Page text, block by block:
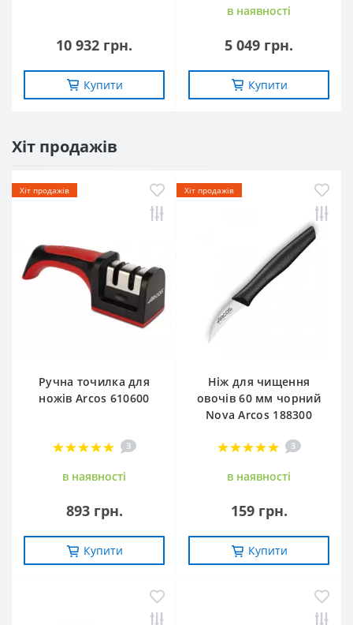
10 932 грн.
Купити
в наявностi
5 049 грн.
Купити
Хіт продажів
Хіт продажів
Ручна точилка для
ножів Arcos 610600
3
в наявностi
893 грн.
Купити
Хіт продажів
Ніж для чищення
овочів 60 мм чорний
Nova Arcos 188300
3
в наявностi
159 грн.
Купити